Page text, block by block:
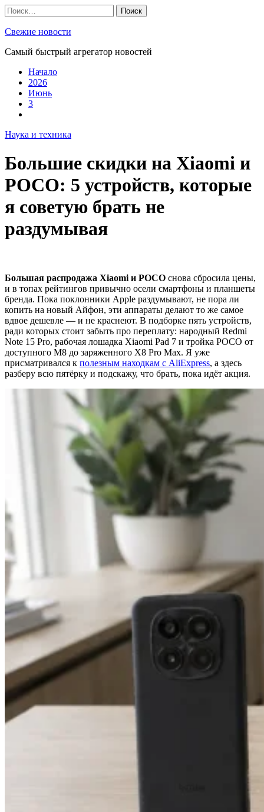
Skip
to
content
Найти:
Свежие новости
Самый быстрый агрегатор новостей
Начало
2026
Июнь
3
Наука и техника
Большие скидки на Xiaomi и
POCO: 5 устройств, которые
я советую брать не
раздумывая
Большая распродажа Xiaomi и POCO снова сбросила цены,
и в топах рейтингов привычно осели смартфоны и планшеты
бренда. Пока поклонники Apple раздумывают, не пора ли
копить на новый Айфон, эти аппараты делают то же самое
вдвое дешевле — и не краснеют. В подборке пять устройств,
ради которых стоит забыть про переплату: народный Redmi
Note 15 Pro, рабочая лошадка Xiaomi Pad 7 и тройка POCO от
доступного M8 до заряженного X8 Pro Max. Я уже
присматривался к полезным находкам с AliExpress, а здесь
разберу всю пятёрку и подскажу, что брать, пока идёт акция.